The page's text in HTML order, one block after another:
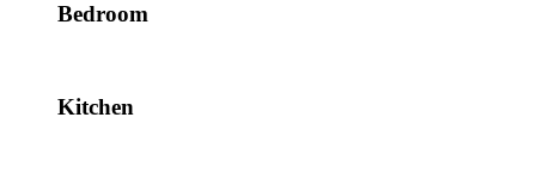
Bedroom
Kitchen